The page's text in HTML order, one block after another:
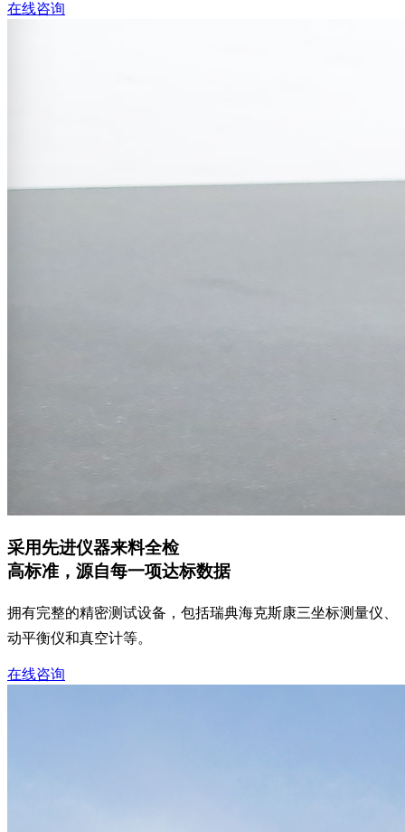
在线咨询
采用先进仪器来料全检
高标准，源自每一项达标数据
拥有完整的精密测试设备，包括瑞典海克斯康三坐标测量仪、
动平衡仪和真空计等。
在线咨询